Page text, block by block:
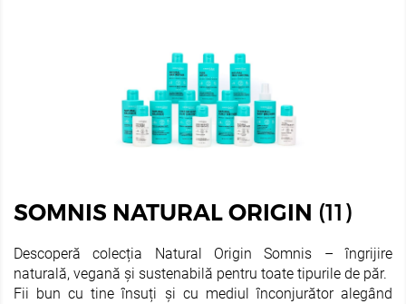
SOMNIS NATURAL ORIGIN (11)
Descoperă colecția Natural Origin Somnis – îngrijire
naturală, vegană și sustenabilă pentru toate tipurile de păr.
Fii bun cu tine însuți și cu mediul înconjurător alegând